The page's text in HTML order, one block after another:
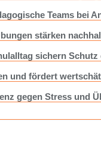
Teams bei
stärken
sichern Schutz
und fördert
gegen Stress und